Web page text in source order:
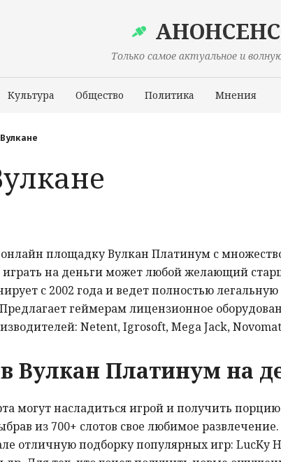
АНОНСЕНС
Только самое актуальное и
Культура Общество Политика Мнения
площадку Вулкан Платинум с
играть на деньги может любой желающий
с 2002 года и ведет полностью легальную
геймерам лицензионное
Netent, Igrosoft, Mega Jack,
Вулкан Платинум на
могут насладиться игрой и получить порцию
из 700+ слотов свое любимое
отличную подборку популярных игр: LucKy